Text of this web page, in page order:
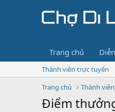
Trang chủ
Thành viên trực tuyến
Trang chủ
Thành viên
Điểm